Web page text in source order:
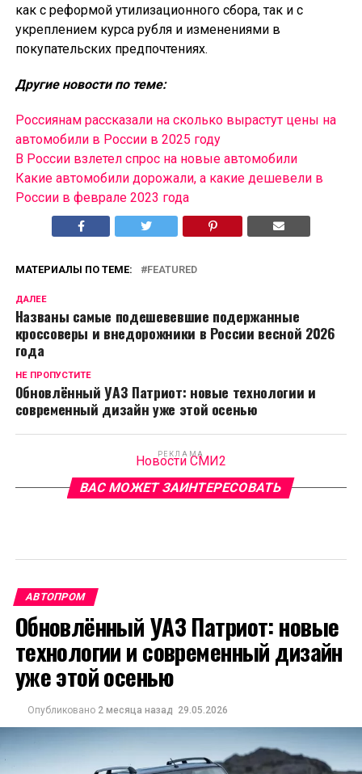
как с реформой утилизационного сбора, так и с
укреплением курса рубля и изменениями в
покупательских предпочтениях.
Другие новости по теме:
Россиянам рассказали на сколько вырастут цены на
автомобили в России в 2025 году
В России взлетел спрос на новые автомобили
Какие автомобили дорожали, а какие дешевели в
России в феврале 2023 года
МАТЕРИАЛЫ ПО ТЕМЕ: FEATURED
ДАЛЕЕ
Названы самые подешевевшие подержанные
кроссоверы и внедорожники в России весной 2026
года
НЕ ПРОПУСТИТЕ
Обновлённый УАЗ Патриот: новые технологии и
современный дизайн уже этой осенью
РЕКЛАМА
Новости СМИ2
ВАС МОЖЕТ ЗАИНТЕРЕСОВАТЬ
АВТОПРОМ
Обновлённый УАЗ Патриот: новые
технологии и современный дизайн
уже этой осенью
Опубликовано 2 месяца назад 29.05.2026